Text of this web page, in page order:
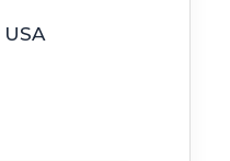
USA